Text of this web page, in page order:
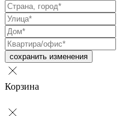
сохранить изменения
Корзина